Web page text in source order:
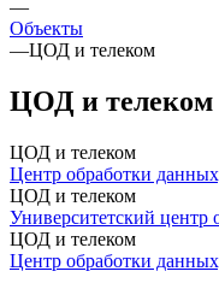
—
Объекты
—ЦОД и телеком
ЦОД и телеком
ЦОД и телеком
Центр обработки
ЦОД и телеком
Университетский центр
ЦОД и телеком
Центр обработки